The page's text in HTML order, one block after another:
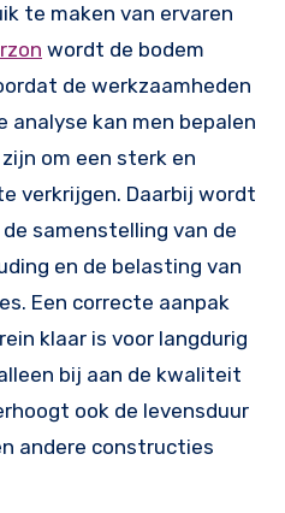
te maken van ervaren
wordt de bodem
de werkzaamheden
analyse kan men bepalen
om een sterk en
verkrijgen. Daarbij wordt
samenstelling van de
en de belasting van
Een correcte aanpak
klaar is voor langdurig
bij aan de kwaliteit
ook de levensduur
andere constructies